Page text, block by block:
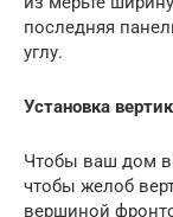
последняя
углу.
Установка
Чтобы ваш дом
чтобы желоб
вершиной